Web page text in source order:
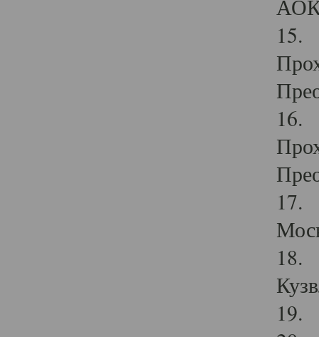
15.
16.
17.
18.
19.